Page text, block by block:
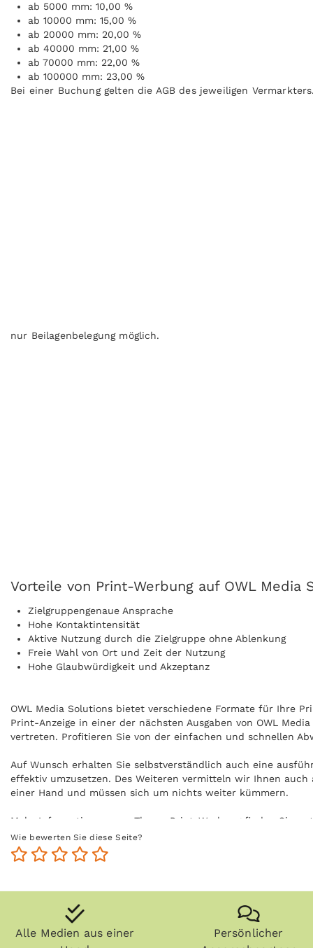
ab 5000 mm: 10,00 %
ab 10000 mm: 15,00 %
ab 20000 mm: 20,00 %
ab 40000 mm: 21,00 %
ab 70000 mm: 22,00 %
ab 100000 mm: 23,00 %
Bei einer Buchung gelten die AGB des jeweiligen
nur Beilagenbelegung möglich.
Vorteile von Print-Werbung auf OWL Media
Zielgruppengenaue Ansprache
Hohe Kontaktintensität
Aktive Nutzung durch die Zielgruppe ohne Ablenkung
Freie Wahl von Ort und Zeit der Nutzung
Hohe Glaubwürdigkeit und Akzeptanz
OWL Media Solutions bietet verschiedene Formate für Ihre
Print-Anzeige in einer der nächsten Ausgaben von OWL
vertreten. Profitieren Sie von der einfachen und schnellen
Auf Wunsch erhalten Sie selbstverständlich auch eine
effektiv umzusetzen. Des Weiteren vermitteln wir Ihnen
einer Hand und müssen sich um nichts weiter kümmern.
Mehr Informationen zum Thema Print-Werbung finden Sie
Wie bewerten Sie diese Seite?
Alle Medien aus einer
Persönlicher